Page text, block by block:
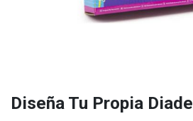
Diseña Tu Propia